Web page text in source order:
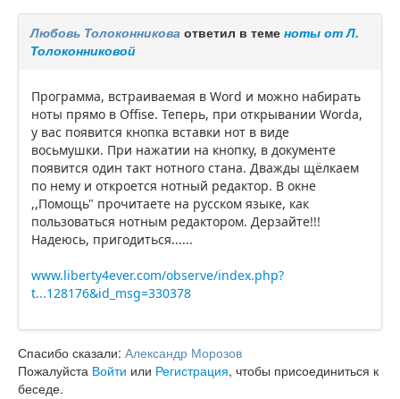
Любовь Толоконникова ответил в теме ноты от Л.
Толоконниковой
Программа, встраиваемая в Word и можно набирать
ноты прямо в Offise. Теперь, при открывании Worda,
у вас появится кнопка вставки нот в виде
восьмушки. При нажатии на кнопку, в документе
появится один такт нотного стана. Дважды щёлкаем
по нему и откроется нотный редактор. В окне
,,Помощь" прочитаете на русском языке, как
пользоваться нотным редактором. Дерзайте!!!
Надеюсь, пригодиться......
www.liberty4ever.com/observe/index.php?
t...128176&id_msg=330378
Спасибо сказали: Александр Морозов
Пожалуйста Войти или Регистрация, чтобы присоединиться к
беседе.